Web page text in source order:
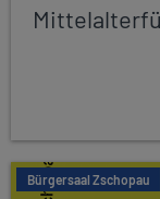
Bürgersaal Zschopau